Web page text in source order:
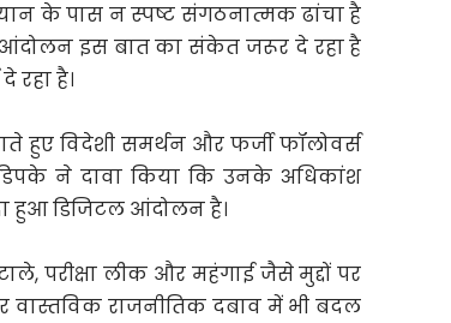
के पास न स्पष्ट संगठनात्मक ढांचा है
इस बात का संकेत जरूर दे रहा है
रहा है।
विदेशी समर्थन और फर्जी फॉलोवर्स
ने दावा किया कि उनके अधिकांश
हुआ डिजिटल आंदोलन है।
परीक्षा लीक और महंगाई जैसे मुद्दों पर
राजनीतिक दबाव में भी बदल